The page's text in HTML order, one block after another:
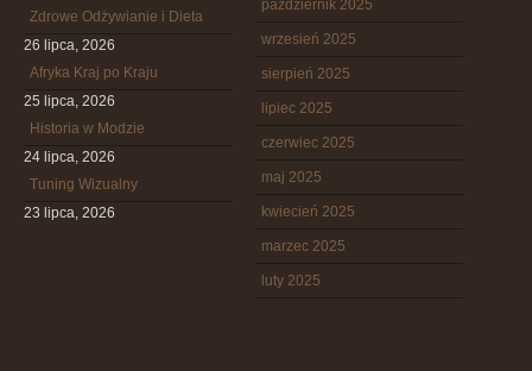
Zdrowe Odżywianie i Dieta
26 lipca, 2026
Afryka Kraj po Kraju
25 lipca, 2026
Historia w Modzie
24 lipca, 2026
Tuning Wizualny
23 lipca, 2026
październik 2025
wrzesień 2025
sierpień 2025
lipiec 2025
czerwiec 2025
maj 2025
kwiecień 2025
marzec 2025
luty 2025